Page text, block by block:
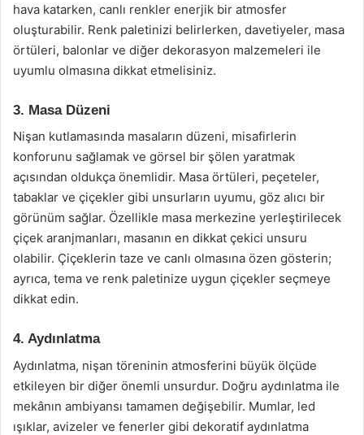
hava katarken, canlı renkler enerjik bir atmosfer
oluşturabilir. Renk paletinizi belirlerken, davetiyeler, masa
örtüleri, balonlar ve diğer dekorasyon malzemeleri ile
uyumlu olmasına dikkat etmelisiniz.
3. Masa Düzeni
Nişan kutlamasında masaların düzeni, misafirlerin
konforunu sağlamak ve görsel bir şölen yaratmak
açısından oldukça önemlidir. Masa örtüleri, peçeteler,
tabaklar ve çiçekler gibi unsurların uyumu, göz alıcı bir
görünüm sağlar. Özellikle masa merkezine yerleştirilecek
çiçek aranjmanları, masanın en dikkat çekici unsuru
olabilir. Çiçeklerin taze ve canlı olmasına özen gösterin;
ayrıca, tema ve renk paletinize uygun çiçekler seçmeye
dikkat edin.
4. Aydınlatma
Aydınlatma, nişan töreninin atmosferini büyük ölçüde
etkileyen bir diğer önemli unsurdur. Doğru aydınlatma ile
mekânın ambiyansı tamamen değişebilir. Mumlar, led
ışıklar, avizeler ve fenerler gibi dekoratif aydınlatma